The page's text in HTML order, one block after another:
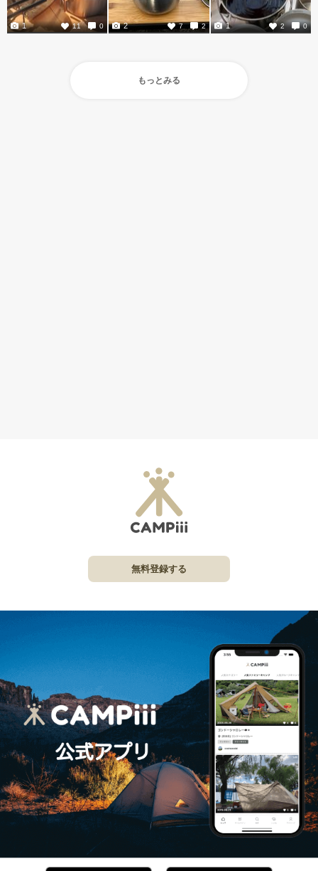
11 0
1 7 2
2 2 0
1
もっとみる
無料登録する